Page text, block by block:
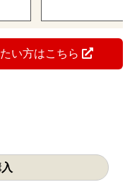
い方はこちら